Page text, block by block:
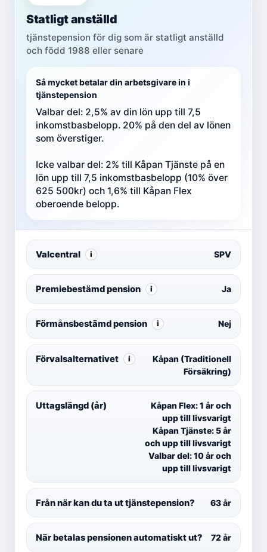
Statligt anställd
tjänstepension för dig som är statligt anställd
och född 1988 eller senare
Så mycket betalar din arbetsgivare in i
tjänstepension
Valbar del: 2,5% av din lön upp till 7,5
inkomstbasbelopp. 20% på den del av lönen
som överstiger.
Icke valbar del: 2% till Kåpan Tjänste på en
lön upp till 7,5 inkomstbasbelopp (10% över
625 500kr) och 1,6% till Kåpan Flex
oberoende belopp.
Valcentral i SPV
Premiebestämd pension i Ja
Förmånsbestämd pension i Nej
Förvalsalternativet i
Kåpan (Traditionell
Försäkring)
Uttagslängd (år)
Kåpan Flex: 1 år och
upp till livsvarigt
Kåpan Tjänste: 5 år
och upp till livsvarigt
Valbar del: 10 år och
upp till livsvarigt
Från när kan du ta ut tjänstepension? 63 år
När betalas pensionen automatiskt ut? 72 år